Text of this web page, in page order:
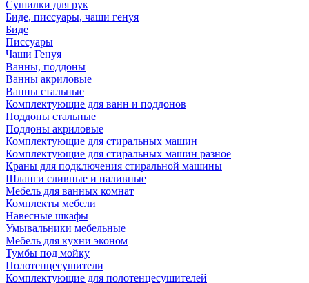
Сушилки для рук
Биде, писсуары, чаши генуя
Биде
Писсуары
Чаши Генуя
Ванны, поддоны
Ванны акриловые
Ванны стальные
Комплектующие для ванн и поддонов
Поддоны стальные
Поддоны акриловые
Комплектующие для стиральных машин
Комплектующие для стиральных машин разное
Краны для подключения стиральной машины
Шланги сливные и наливные
Мебель для ванных комнат
Комплекты мебели
Навесные шкафы
Умывальники мебельные
Мебель для кухни эконом
Тумбы под мойку
Полотенцесушители
Комплектующие для полотенцесушителей